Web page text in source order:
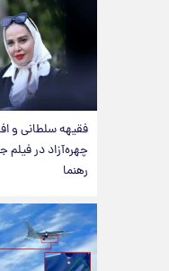
فقیهه سلطانی و
چهره‌آزاد در فیلم
رهنما